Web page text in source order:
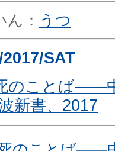
ん： うつ
2017/SAT
のことば――
新書、2017